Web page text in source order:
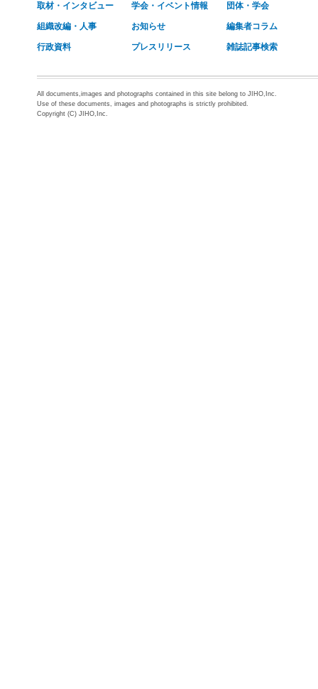
取材・インタビュー 学会・イベント情報 団体・学会
組織改編・人事 お知らせ 編集者コラム
行政資料 プレスリリース 雑誌記事検索
All documents,images and photographs contained in this site belong to JIHO,Inc.
Use of these documents, images and photographs is strictly prohibited.
Copyright (C) JIHO,Inc.